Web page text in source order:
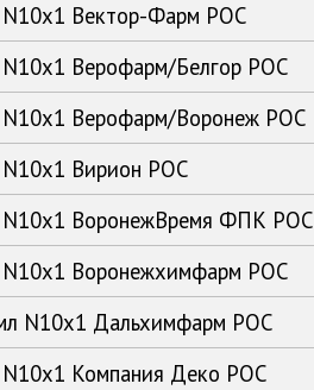
Вектор-Фарм РОС
Верофарм/Белгор РОС
Верофарм/Воронеж РОС
Вирион РОС
N10x1 ВоронежВремя ФПК РОС
Воронежхимфарм РОС
N10x1 Дальхимфарм РОС
Компания Деко РОС